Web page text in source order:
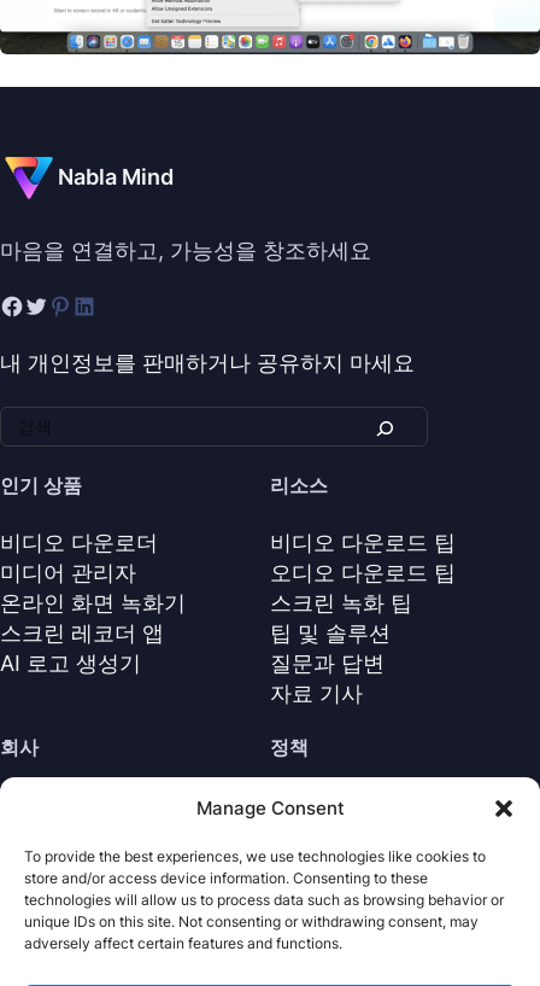
Manage Consent
To provide the best experiences, we use technologies like cookies to
store and/or access device information. Consenting to these
technologies will allow us to process data such as browsing behavior or
unique IDs on this site. Not consenting or withdrawing consent, may
adversely affect certain features and functions.
Nabla Mind
마음을 연결하고, 가능성을 창조하세요
내 개인정보를 판매하거나 공유하지 마세요
인기 상품
비디오 다운로더
미디어 관리자
온라인 화면 녹화기
스크린 레코더 앱
AI 로고 생성기
리소스
비디오 다운로드 팁
오디오 다운로드 팁
스크린 녹화 팁
팁 및 솔루션
질문과 답변
자료 기사
회사
지원 센터
정책
환불 정책
라이선스 계약 (EN)
이용 약관
제거
쿠키 정책